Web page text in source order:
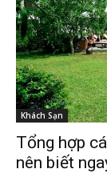
Khách Sạn
Tổng hợp
nên biết